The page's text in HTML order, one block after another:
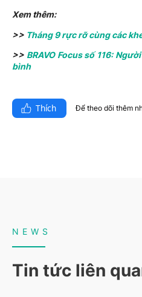
Xem thêm:
>> Tháng 9 rực rỡ cùng các
>> BRAVO Focus số 116:
bình
Thích Để theo dõi thêm
NEWS
Tin tức liên